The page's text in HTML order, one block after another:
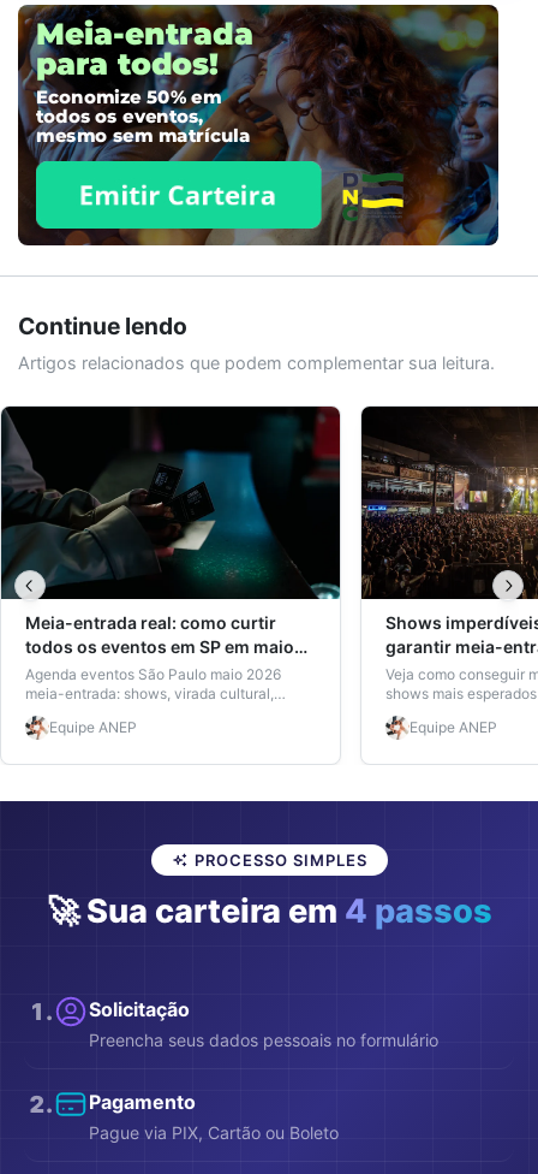
Continue lendo
Artigos relacionados que podem complementar sua leitura.
Meia-entrada real: como curtir
todos os eventos em SP em maio
sem burocracia
Agenda eventos São Paulo maio 2026
meia-entrada: shows, virada cultural,
exposições e como pagar metade com a
carteira ANEP, até sem matrícula.
Equipe ANEP
Shows
garantir meia-
tempo
Veja como conseguir
shows mais
Paulo. Descubra
sua carteira ANEP
Equipe ANEP
PROCESSO SIMPLES
🚀 Sua carteira em 4 passos
1 . Solicitação
Preencha seus dados pessoais no formulário
2. Pagamento
Pague via PIX, Cartão ou Boleto